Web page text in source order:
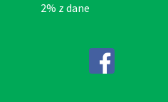
2% z dane